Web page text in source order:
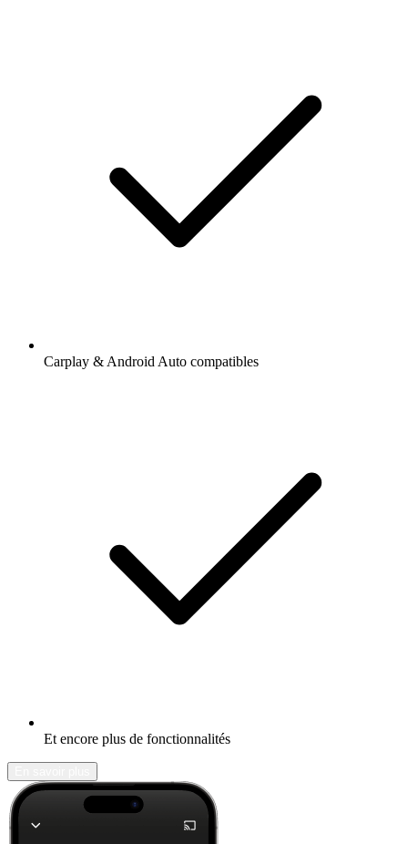
Carplay & Android Auto compatibles
Et encore plus de fonctionnalités